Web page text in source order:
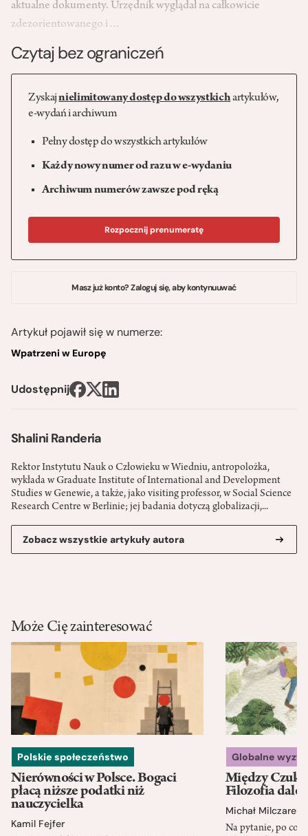
Shalini Randeria
Rektor Instytutu Nauk o Człowieku w Wiedniu, antropolożka,
wykłada w Graduate Institute of International and Development
Studies w Genewie, a także, jako visiting professor, w Social Science
Research Centre w Berlinie; jej badania dotyczą globalizacji,...
Zobacz wszystkie artykuły autora
aktualne dokumenty. Urzędnik wyglądał na całkowicie
zdezorientowanego i…
Czytaj bez ograniczeń
Zyskajnielimitowany dostęp do wszystkichartykułów,
e-wydań i archiwum
Pełny dostęp do wszystkich artykułów
Każdy nowy numer od razu w e-wydaniu
Archiwum numerów zawsze pod ręką
Rozpocznij prenumeratę
Masz już konto? Zaloguj się, aby kontynuuwać
Artykuł pojawił się w numerze:
Wpatrzeni w Europę
Udostępnij
Może Cię zainteresować
Polskie społeczeństwo
Nierówności w Polsce. Bogaci
płacą niższe podatki niż
nauczycielka
Kamil Fejfer
Globalne
Między
Filozofia
Michał Milczarek
Na pytanie, po co